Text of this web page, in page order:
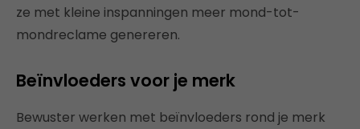
ze met kleine inspanningen meer mond-tot-
mondreclame genereren.
Beïnvloeders voor je merk
Bewuster werken met beïnvloeders rond je merk